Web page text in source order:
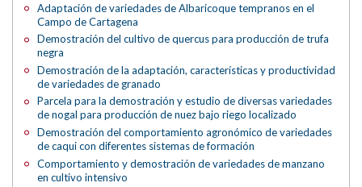
Adaptación de variedades de Albaricoque tempranos en el
Campo de Cartagena
Demostración del cultivo de quercus para producción de trufa
negra
Demostración de la adaptación, características y productividad
de variedades de granado
Parcela para la demostración y estudio de diversas variedades
de nogal para producción de nuez bajo riego localizado
Demostración del comportamiento agronómico de variedades
de caqui con diferentes sistemas de formación
Comportamiento y demostración de variedades de manzano
en cultivo intensivo